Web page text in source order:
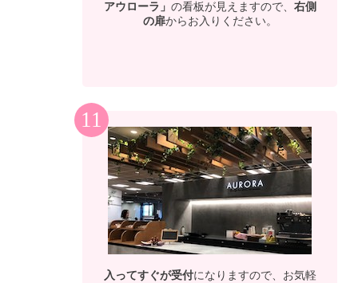
アウローラ」 の看板が見えますので、 右側
の扉からお入りください。
11
入ってすぐが受付になりますので、お気軽